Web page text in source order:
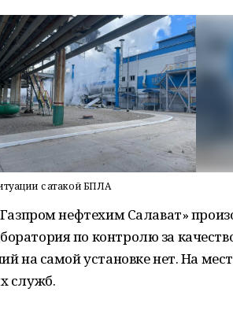
с атакой БПЛА
нефтехим Салават»
по контролю за
на самой установке нет. На
служб.